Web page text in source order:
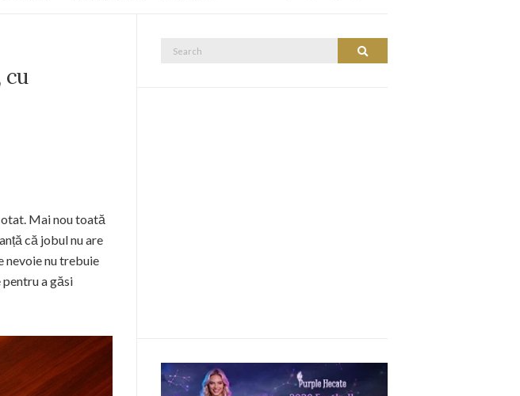
cu
Mai nou toată
că jobul nu are
nevoie nu trebuie
a găsi
Search